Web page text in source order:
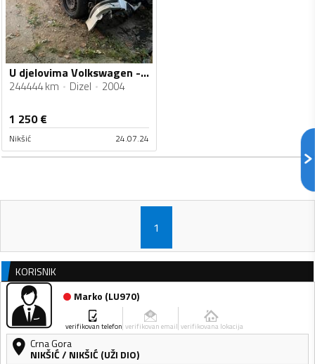
U djelovima Volkswagen - Passat
244444 km Dizel 2004
1 250€
Nikšić 24.07.24
1
KORISNIK
Marko (LU970)
verifikovan telefon verifikovan email verifikovana lokacija
Crna Gora
NIKŠIĆ/ NIKŠIĆ (UŽI DIO)